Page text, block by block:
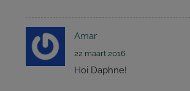
Amar
22 maart 2016
Hoi Daphne!